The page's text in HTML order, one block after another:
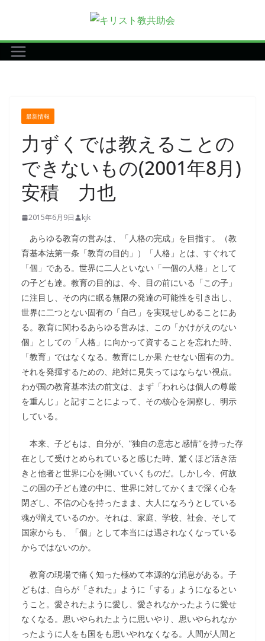
テ
ン
最新情報
力ずくでは教えることの
できないもの(2001年8月)
安積 力也
2015年6月9日 kjk
あらゆる教育の営みは、「人格の完成」を目指す。（教
育基本法第一条「教育の目的」）「人格」とは、すぐれて
「個」である。世界に二人といない「一個の人格」として
の子ども達。教育の目的は、今、目の前にいる「この子」
に注目し、その内に眠る無限の発達の可能性を引き出し、
世界に二つとない固有の「自己」を実現せしめることにあ
る。教育に関わるあらゆる営みは、この「かけがえのない
個」としての「人格」に向かって資することを忘れた時、
「教育」ではなくなる。教育にしか果 たせない固有の力。
それを発揮するための、絶対に見失ってはならない視点。
わが国の教育基本法の前文は、まず「われらは個人の尊厳
を重んじ」と記すことによって、その核心を洞察し、明示
している。
本来、子どもは、自分が、”独自の意志と感情″を持った存
在として受けとめられていると感じた時、驚くほど活き活
きと他者と世界に心を開いていくものだ。しかし今、何故
この国の子ども達の中に、世界に対してかくまで深く心を
閉ざし、不信の心を持ったまま、大人になろうとしている
魂が増えているのか。それは、家庭、学校、社会、そして
国家からも、「個」として本当には遇されなくなっている
からではないのか。
教育の現場で痛く知った極めて本源的な消息がある。子
どもは、自らが「された」ように「する」ようになるとい
うこと。愛されたように愛し、愛されなかったように愛せ
なくなる。思いやられたように思いやり、思いやられなか
ったように人をも国をも思いやれなくなる。人間が人間と